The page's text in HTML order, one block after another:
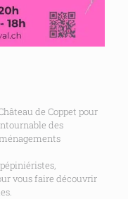
de Coppet pour
des
vous faire découvrir